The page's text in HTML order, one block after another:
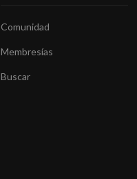
Comunidad
Membresías
Buscar